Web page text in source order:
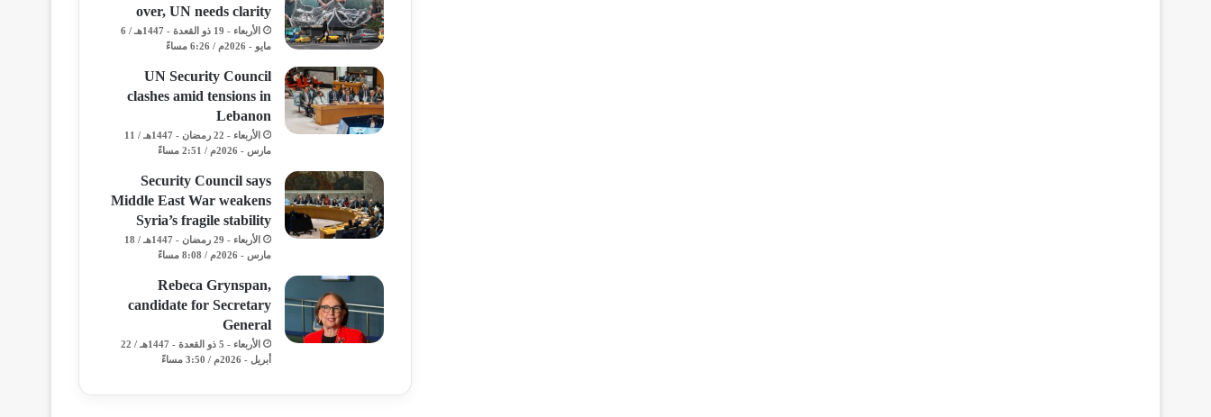
over, UN needs clarity
الأربعاء - 19 ذو القعدة - 1447هـ / 6
مايو - 2026م / 6:26 مساءً
UN Security Council
clashes amid tensions in
Lebanon
الأربعاء - 22 رمضان - 1447هـ / 11
مارس - 2026م / 2:51 مساءً
Security Council says
Middle East War weakens
Syria’s fragile stability
الأربعاء - 29 رمضان - 1447هـ / 18
مارس - 2026م / 8:08 مساءً
Rebeca Grynspan,
candidate for Secretary
General
الأربعاء - 5 ذو القعدة - 1447هـ / 22
أبريل - 2026م / 3:50 مساءً